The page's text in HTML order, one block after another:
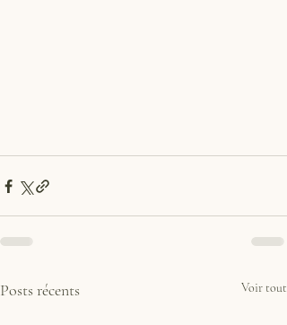
Posts récents Voir tout